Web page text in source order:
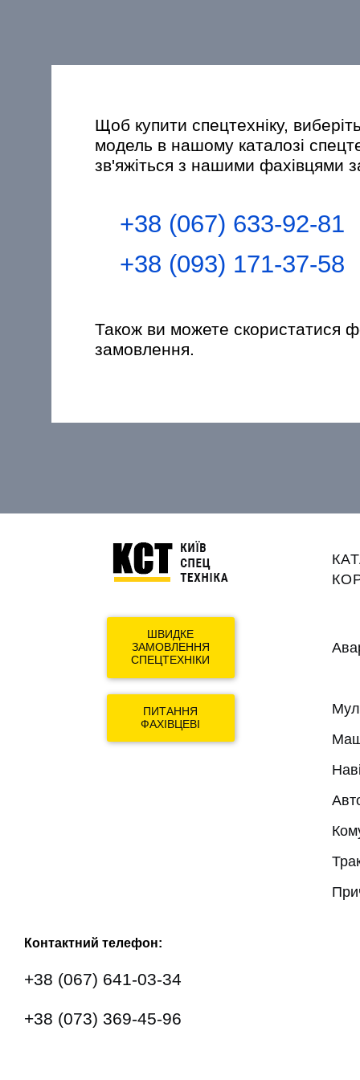
Щоб купити спецтехніку,
модель в нашому каталозі
зв'яжіться з нашими фахівцями
+38 (067) 633-92-81
+38 (093) 171-37-58
Також ви можете скористатися
замовлення.
ШВИДКЕ
ЗАМОВЛЕННЯ
СПЕЦТЕХНІКИ
ПИТАННЯ
ФАХІВЦЕВІ
Контактний телефон:
+38 (067) 641-03-34
+38 (073) 369-45-96